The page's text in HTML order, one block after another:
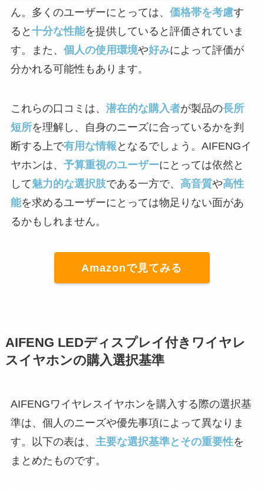
ん。多くのユーザーにとっては、 価格帯を考慮す
ると 十分な性能を提供していると評価されていま
す。また、 個人の使用環境や好みによって評価が
分かれる可能性もあります。
これらの口コミは、 潜在的な購入者が製品の長所
短所を理解し、自身のニーズに合っているかを判
断する上で有用な情報 となるでしょう。AIFENGイ
ヤホンは、 予算重視のユーザーにとっては依然と
して魅力的な選択肢である一方で、 高音質や高性
能を求めるユーザーにとっては物足りない面があ
るかもしれません。
Amazonで見てみる
AIFENG LEDディスプレイ付きワイヤレ
スイヤホンの購入選択基準
AIFENGワイヤレスイヤホンを購入する際の選択基
準は、個人のニーズや優先事項によって異なりま
す。以下の表は、 主要な選択基準とその重要性を
まとめたものです。